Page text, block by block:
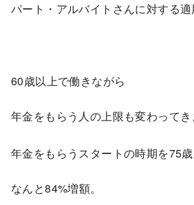
パート・アルバイトさんに対する適
60歳以上で働きながら
年金をもらう人の上限も変わってき
年金をもらうスタートの時期を75歳
なんと84%増額。